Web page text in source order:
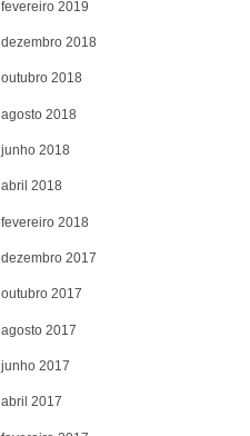
fevereiro 2019
dezembro 2018
outubro 2018
agosto 2018
junho 2018
abril 2018
fevereiro 2018
dezembro 2017
outubro 2017
agosto 2017
junho 2017
abril 2017